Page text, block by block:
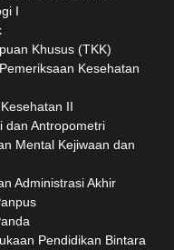
I
Khusus (TKK)
Kesehatan
II
dan Antropometri
Mental Kejiwaan dan
Administrasi Akhir
Pendidikan Bintara